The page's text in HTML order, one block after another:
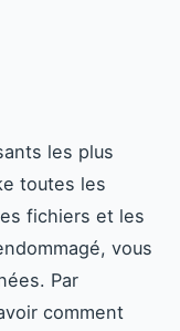
les plus
toutes les
fichiers et les
vous
Par
comment